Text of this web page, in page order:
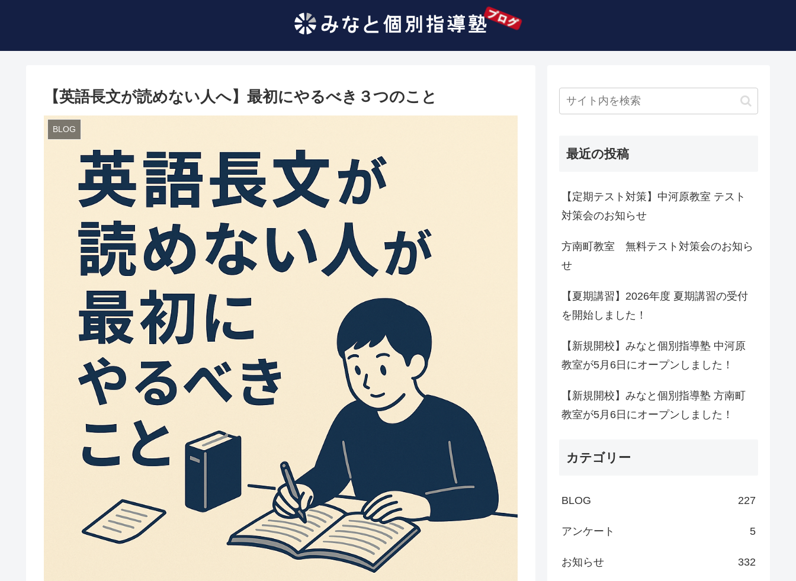
【英語長文が読めない人へ】最初にやるべき３つのこと
BLOG
最近の投稿
【定期テスト対策】中河原教室 テスト
対策会のお知らせ
方南町教室 無料テスト対策会のお知ら
せ
【夏期講習】2026年度 夏期講習の受付
を開始しました！
【新規開校】みなと個別指導塾 中河原
教室が5月6日にオープンしました！
【新規開校】みなと個別指導塾 方南町
教室が5月6日にオープンしました！
カテゴリー
BLOG 227
アンケート 5
お知らせ 332